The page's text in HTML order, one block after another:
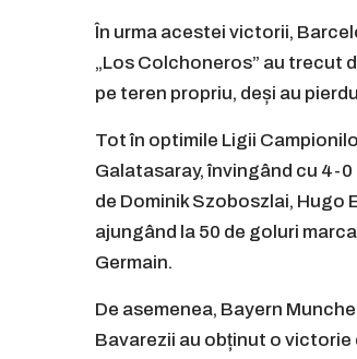
În urma acestei victorii,
„Los Colchoneros” au trecut
pe teren propriu, deși au
Tot în optimile Ligii
Galatasaray, învingând cu 4-
de Dominik Szoboszlai, Hugo
ajungând la 50 de goluri
Germain.
De asemenea, Bayern
Bavarezii au obținut o victorie